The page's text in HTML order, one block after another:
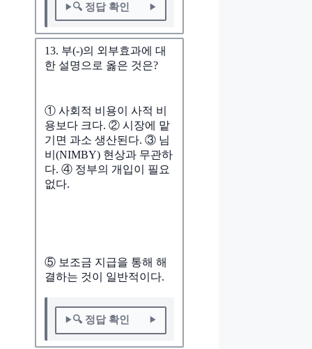
🔍 정답 확인
13. 부(-)의 외부효과에 대
한 설명으로 옳은 것은?
① 사회적 비용이 사적 비
용보다 크다. ② 시장에 맡
기면 과소 생산된다. ③ 님
비(NIMBY) 현상과 무관하
다. ④ 정부의 개입이 필요
없다.
⑤ 보조금 지급을 통해 해
결하는 것이 일반적이다.
🔍 정답 확인